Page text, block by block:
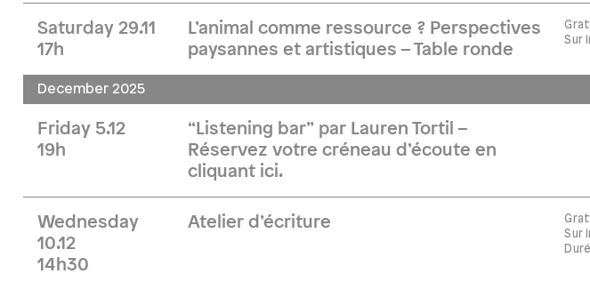
Saturday 29.11
17h
L’animal comme ressource ? Perspectives
paysannes et artistiques – Table ronde
Sur
December 2025
Friday 5.12
19h
“Listening bar” par Lauren Tortil –
Réservez votre créneau d’écoute en
cliquant ici.
Wednesday
10.12
14h30
Atelier d’écriture
Sur